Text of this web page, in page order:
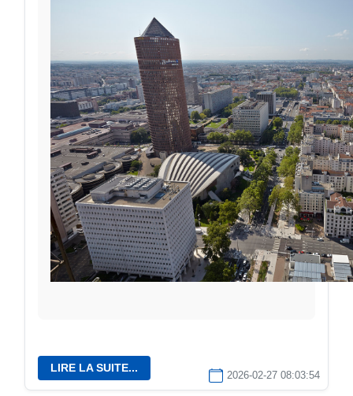
LIRE LA SUITE...
2026-02-27 08:03:54